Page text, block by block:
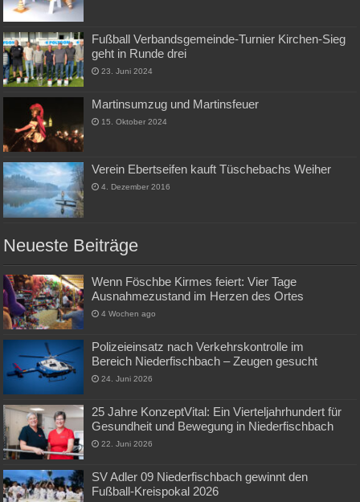
Fußball Verbandsgemeinde-Turnier Kirchen-Sieg
geht in Runde drei
23. Juni 2024
Martinsumzug und Martinsfeuer
15. Oktober 2024
Verein Ebertseifen kauft Tüschebachs Weiher
4. Dezember 2016
Neueste Beiträge
Wenn Föschbe Kirmes feiert: Vier Tage
Ausnahmezustand im Herzen des Ortes
4 Wochen ago
Polizeieinsatz nach Verkehrskontrolle im
Bereich Niederfischbach – Zeugen gesucht
24. Juni 2026
25 Jahre KonzeptVital: Ein Vierteljahrhundert für
Gesundheit und Bewegung in Niederfischbach
22. Juni 2026
SV Adler 09 Niederfischbach gewinnt den
Fußball-Kreispokal 2026